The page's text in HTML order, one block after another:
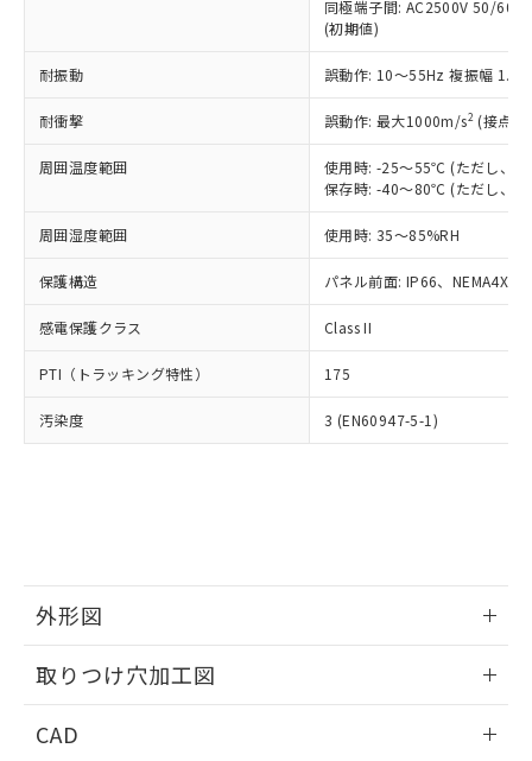
同極端子間: AC2500V 50/
(初期値)
耐振動 誤動作: 10～55Hz 複振幅
耐衝撃 誤動作: 最大1000m/s2 (接点
周囲温度範囲
使用時: -25～55℃ (ただし、氷
保存時: -40～80℃ (ただし、氷
周囲湿度範囲 使用時: 35～85%RH
保護構造 パネル前面: IP66、NEMA4X,
感電保護クラス Class II
PTI（トラッキング特性） 175
汚染度 3 (EN60947-5-1)
外形図
取りつけ穴加工図
CAD
正式な納期状況および標準価格はお客
様のお取引先、またはお客様担当のオ
ムロン制御機器販売店・当社販売員に
オムロン制御機器販売店や当社販売拠
販売ネットワーク
」をご確認
在庫状況および標準価格結果を当社の
事前の承諾なく第三者に漏洩または開
マイパーツ機能（部品リスト作成サー
ビス）をご利用いただくには、I-Web
メンバーズにご登録されている必要が
あります。
お客様が当ウェブサイト上で当社にご
登録された部品リストについて、当社
および当社の共同利用者が、当社の製
用者の範囲」に記載されている法人を
(PBDE) 1000ppm以下、フタル酸ビス(2-エチルヘキシ
ル) (DEHP)(別名：DOP) 1000ppm以下、フタル酸ブチ
ルベンジル（BBP） 1000ppm以下、フタル酸ジブチル
（DBP） 1000ppm以下、フタル酸ジイソブチル
但し、RoHS指令で産業用監視および制御機器に対する
フタル酸エステル類の４物質については閾値を超える意
図的な使用がないことを確認しています。
※2 対応予定月
部品在庫の切り替え状況などにより、予定
月が前後することがあります。
※3 非含有証明書ダウンロード
※本証明書は発行日時点で非含有を証明す
るもので、過去に遡って非含有を証明する
ものではありません。
物質の対応では、対応完了までの期間は出
荷製品に未対応品が混在することから備考
Cr(Ⅵ)(六価クロム) : 1000ppm、 PBBs(ポリ臭化ビフェ
ニル類) : 1000ppm、 PBDEs(ポリ臭化ジフェニルエーテ
イソブチル) : 1000ppm、 BBP(フタル酸ブチルベンジ
DEHP(フタル酸ビス(2-エチルヘキシル)) : 1000ppm
※2 環境保護使用期限
「ｅ」：有害物質（10物質）のすべてが基
準値以下であることを示します。
「10」：通常の使用状況下において有害物
質が外部に漏えいし、環境に深刻な影響を
及ぼさない年数を意味します。
「－」：未確認です。当社販売部門へお問
い合わせください。
当社は規制貨物を破棄する場合は、完
いよう必要な手段を講じます。
当社は貴社製品を、核兵器、ミサイ
ル、化学兵器、生物兵器またはその他
武器並びにこれらの製造装置等に一切
当社は、貴社製品を第三者に販売する
場合は、上記1、2および3の内容を当
該第三者に通知します。また当社は、
販売先および販売に係わる関係者が違
法に輸出するおそれがある場合は、取
り引きをいたしません。
一定数以上の在庫あり
一定数には満たないが在庫あり
在庫なし(最新の在庫状況につ
いては、お客様のお取引先、ま
たはお客様担当のオムロン制御
機器販売店・当社販売員にご確
白
受注生産機種、また在庫状況の
情報を公開していない機種